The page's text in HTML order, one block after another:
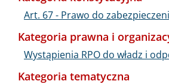
Art. 67 - Prawo do
Kategoria prawna i
Wystąpienia RPO do władz i
Kategoria tematyczna